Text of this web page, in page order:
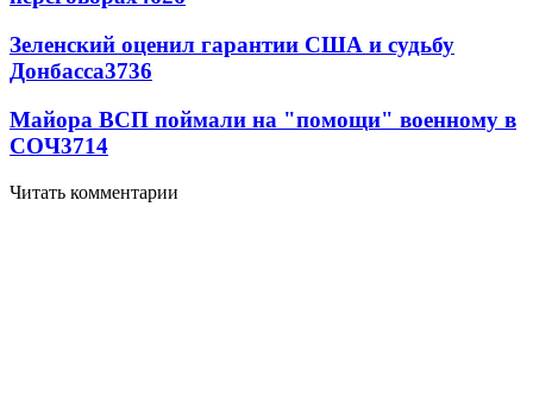
Зеленский оценил гарантии США и судьбу
Донбасса3736
Майора ВСП поймали на "помощи" военному в
СОЧ3714
Читать комментарии